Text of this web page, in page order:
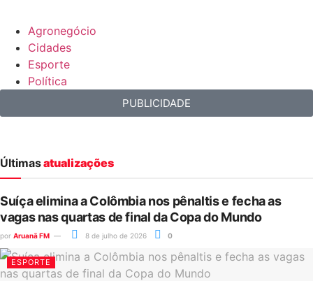
Agronegócio
Cidades
Esporte
Política
PUBLICIDADE
Últimasatualizações
Suíça elimina a Colômbia nos pênaltis e fecha as
vagas nas quartas de final da Copa do Mundo
por Aruanã FM 8 de julho de 2026 0
ESPORTE